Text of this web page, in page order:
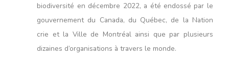
biodiversité en décembre 2022, a été endossé par le
gouvernement du Canada, du Québec, de la Nation
crie et la Ville de Montréal ainsi que par plusieurs
dizaines d’organisations à travers le monde.